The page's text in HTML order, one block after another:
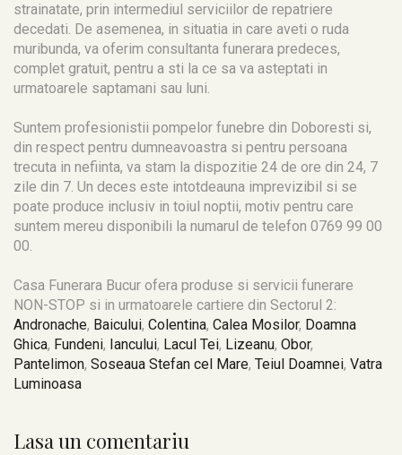
strainatate, prin intermediul serviciilor de repatriere
decedati. De asemenea, in situatia in care aveti o ruda
muribunda, va oferim consultanta funerara predeces,
complet gratuit, pentru a sti la ce sa va asteptati in
urmatoarele saptamani sau luni.
Suntem profesionistii pompelor funebre din Doboresti si,
din respect pentru dumneavoastra si pentru persoana
trecuta in nefiinta, va stam la dispozitie 24 de ore din 24, 7
zile din 7. Un deces este intotdeauna imprevizibil si se
poate produce inclusiv in toiul noptii, motiv pentru care
suntem mereu disponibili la numarul de telefon 0769 99 00
00.
Casa Funerara Bucur ofera produse si servicii funerare
NON-STOP si in urmatoarele cartiere din Sectorul 2:
Andronache, Baicului, Colentina, Calea Mosilor, Doamna
Ghica, Fundeni, Iancului, Lacul Tei, Lizeanu, Obor,
Pantelimon, Soseaua Stefan cel Mare, Teiul Doamnei, Vatra
Luminoasa
Lasa un comentariu